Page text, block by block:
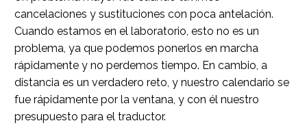
cancelaciones y sustituciones con poca antelación.
Cuando estamos en el laboratorio, esto no es un
problema, ya que podemos ponerlos en marcha
rápidamente y no perdemos tiempo. En cambio, a
distancia es un verdadero reto, y nuestro calendario se
fue rápidamente por la ventana, y con él nuestro
presupuesto para el traductor.